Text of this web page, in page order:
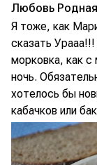
Любовь Родная
Я тоже, как
сказать
морковка, как с
ночь.
хотелось бы
кабачков или